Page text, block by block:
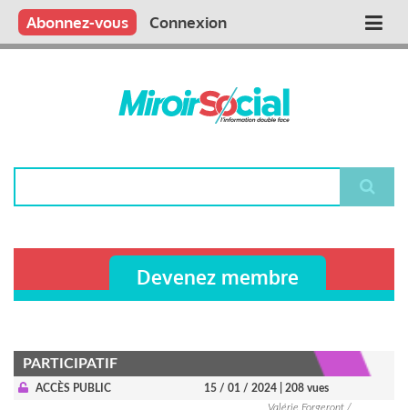
Aller
contenu
Main
Qui sommes nous ?
Vous publiez
Nous publions
Contactez-nous
Abonnez-vous Connexion
Devenez membre
PARTICIPATIF
ACCÈS PUBLIC 15 / 01 / 2024
| 208 vues
Valérie Forgeront /